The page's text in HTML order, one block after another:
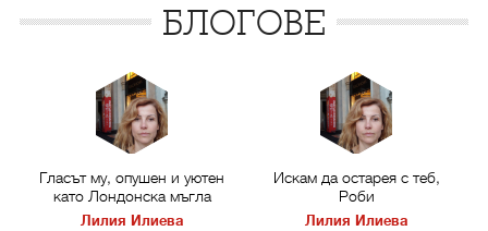
БЛОГОВЕ
Гласът му, опушен и уютен
като Лондонска мъгла
Лилия Илиева
Искам да остарея с теб,
Роби
Лилия Илиева